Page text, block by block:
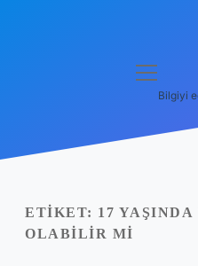
Yasal Uyarı
menüyü
Bilgiyi
ETIKET: 17
OLABILIR MI